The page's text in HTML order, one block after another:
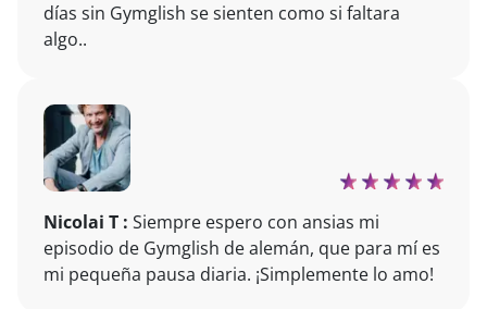
días sin Gymglish se sienten como si faltara
algo..
Nicolai T : Siempre espero con ansias mi
episodio de Gymglish de alemán, que para mí es
mi pequeña pausa diaria. ¡Simplemente lo amo!